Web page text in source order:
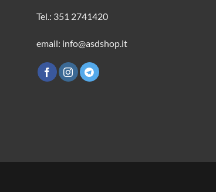
Tel.: 351 2741420
email: info@asdshop.it